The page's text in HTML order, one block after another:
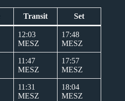
Transit Set
12:03
MESZ
17:48
MESZ
11:47
MESZ
17:57
MESZ
11:31
MESZ
18:04
MESZ